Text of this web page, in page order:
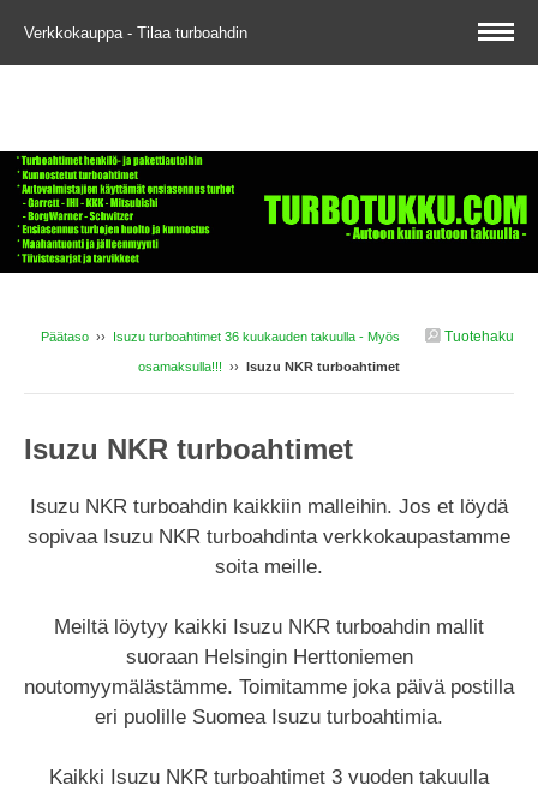
Verkkokauppa - Tilaa turboahdin
Tuotehaku
Päätaso›› Isuzu turboahtimet 36 kuukauden takuulla - Myös
osamaksulla!!! ›› Isuzu NKR turboahtimet
Isuzu NKR turboahtimet
Isuzu NKR turboahdin kaikkiin malleihin. Jos et löydä
sopivaa Isuzu NKR turboahdinta verkkokaupastamme
soita meille.
Meiltä löytyy kaikki Isuzu NKR turboahdin mallit
suoraan Helsingin Herttoniemen
noutomyymälästämme. Toimitamme joka päivä postilla
eri puolille Suomea Isuzu turboahtimia.
Kaikki Isuzu NKR turboahtimet 3 vuoden takuulla